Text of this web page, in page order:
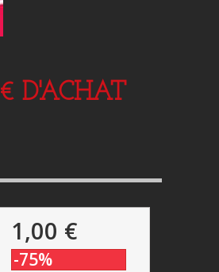
D'ACHAT
1,00 €
-75%